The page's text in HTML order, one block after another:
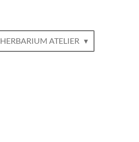
HERBARIUM ATELIER